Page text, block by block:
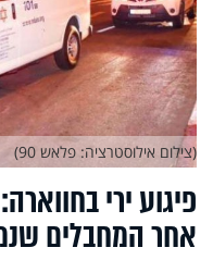
פיגוע ירי
אחר המחבלים
(צילום אילוסטרציה: פלאש 90)